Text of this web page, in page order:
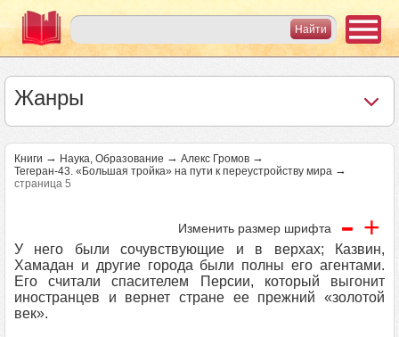
Жанры
Книги → Наука, Образование → Алекс Громов →
Тегеран-43. «Большая тройка» на пути к переустройству мира →
страница 5
Изменить размер шрифта - +
У него были сочувствующие и в верхах; Казвин,
Хамадан и другие города были полны его агентами.
Его считали спасителем Персии, который выгонит
иностранцев и вернет стране ее прежний «золотой
век».